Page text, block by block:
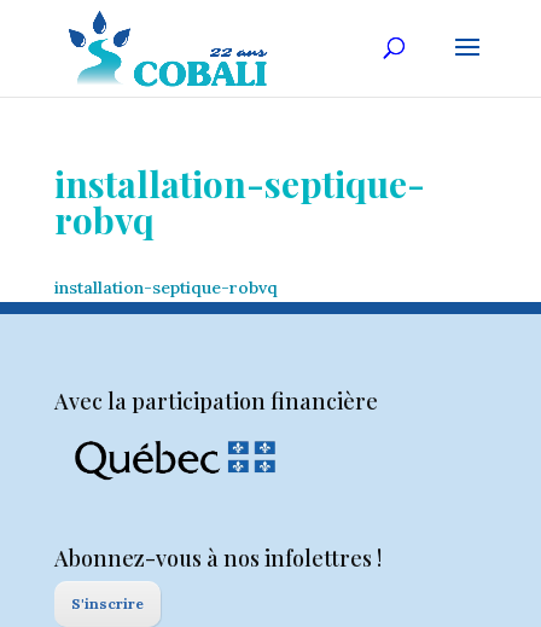
installation-septique-
robvq
installation-septique-robvq
Avec la participation financière
Abonnez-vous à nos infolettres !
S'inscrire